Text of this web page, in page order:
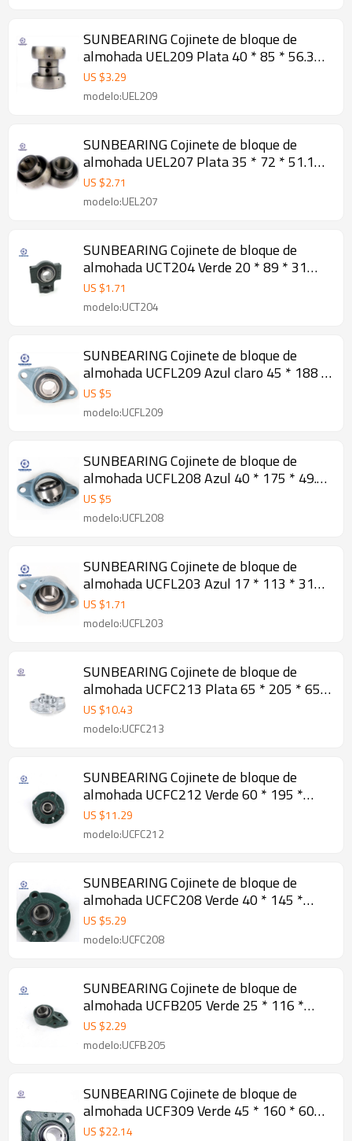
SUNBEARING Cojinete de bloque de
almohada UEL209 Plata 40 * 85 * 56.3
mm Acero al cromo GCR15
US $3.29
modelo:UEL209
SUNBEARING Cojinete de bloque de
almohada UEL207 Plata 35 * 72 * 51.1
mm Acero al cromo GCR15
US $2.71
modelo:UEL207
SUNBEARING Cojinete de bloque de
almohada UCT204 Verde 20 * 89 * 31
mm Acero al cromo GCR15
US $1.71
modelo:UCT204
SUNBEARING Cojinete de bloque de
almohada UCFL209 Azul claro 45 * 188 *
108 mm Acero al cromo GCR15
US $5
modelo:UCFL209
SUNBEARING Cojinete de bloque de
almohada UCFL208 Azul 40 * 175 * 49.2
mm Acero al cromo GCR15
US $5
modelo:UCFL208
SUNBEARING Cojinete de bloque de
almohada UCFL203 Azul 17 * 113 * 31
mm Acero al cromo GCR15
US $1.71
modelo:UCFL203
SUNBEARING Cojinete de bloque de
almohada UCFC213 Plata 65 * 205 * 65.1
mm Acero inoxidable GCR15
US $10.43
modelo:UCFC213
SUNBEARING Cojinete de bloque de
almohada UCFC212 Verde 60 * 195 *
65.1 mm Acero al cromo GCR15
US $11.29
modelo:UCFC212
SUNBEARING Cojinete de bloque de
almohada UCFC208 Verde 40 * 145 *
49.2 mm Acero al cromo GCR15
US $5.29
modelo:UCFC208
SUNBEARING Cojinete de bloque de
almohada UCFB205 Verde 25 * 116 *
34.1 mm Acero al cromo GCR15
US $2.29
modelo:UCFB205
SUNBEARING Cojinete de bloque de
almohada UCF309 Verde 45 * 160 * 60
mm Acero al cromo GCR15
US $22.14